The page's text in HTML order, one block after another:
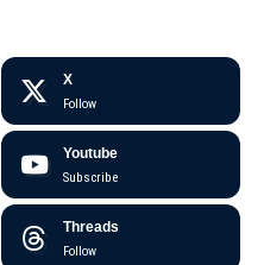
X
Follow
Youtube
Subscribe
Threads
Follow